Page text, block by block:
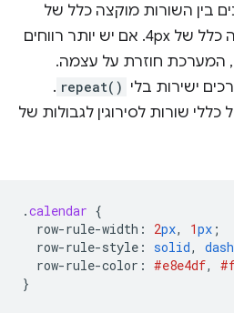
בין השורות מוקצה כלל של
1px, ולרווח השלישי מוקצה כלל של 4px. אם יש יותר רווחים
המערכת חוזרת על עצמה.
ישירות בלי repeat()
.
כללי שורות לסירוגין לגבולות של
.calendar {
row-rule-width : 2px, 1px ;
row-rule-style : solid,
row-rule-color : #e8e4df,
}